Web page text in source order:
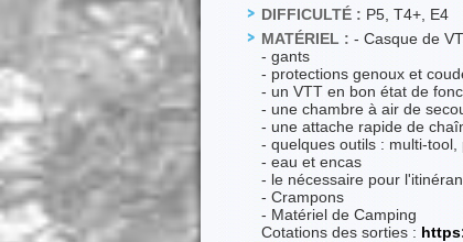
DIFFICULTÉ : P5, T4+, E4
MATÉRIEL : - Casque de
- gants
- protections genoux et
- un VTT en bon état de
- une chambre à air de
- une attache rapide de
- quelques outils : multi-
- eau et encas
- le nécessaire pour
- Crampons
- Matériel de Camping
Cotations des sorties :